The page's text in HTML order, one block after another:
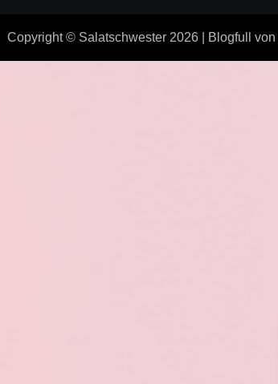
Copyright © Salatschwester 2026 Blogfull von